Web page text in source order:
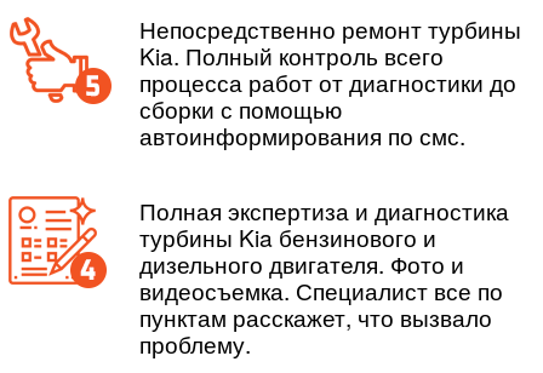
Непосредственно ремонт турбины
Kia. Полный контроль всего
процесса работ от диагностики до
сборки с помощью
автоинформирования по смс.
Полная экспертиза и диагностика
турбины Kia бензинового и
дизельного двигателя. Фото и
видеосъемка. Специалист все по
пунктам расскажет, что вызвало
проблему.